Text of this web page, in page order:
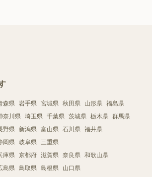
森県 岩手県 宮城県 秋田県 山形県 福島県
奈川県 埼玉県 千葉県 茨城県 栃木県 群馬県
野県 新潟県 富山県 石川県 福井県
岡県 岐阜県 三重県
庫県 京都府 滋賀県 奈良県 和歌山県
島県 鳥取県 島根県 山口県